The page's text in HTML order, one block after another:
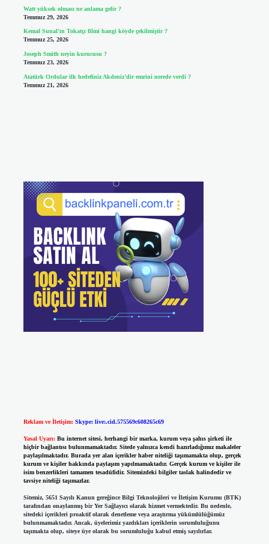
Watt yüksek olması ne anlama gelir ?
Temmuz 29, 2026
Kemal Sunal’ın Tokatçı filmi hangi köyde çekilmiştir ?
Temmuz 25, 2026
Joseph Smith neyin kurucusu ?
Temmuz 23, 2026
Atatürk Ordular ilk hedefiniz Akdeniz’dir emrini nerede verdi ?
Temmuz 21, 2026
Reklam ve İletişim: Skype: live:.cid.575569c608265c69
Yasal Uyarı: Bu internet sitesi, herhangi bir marka, kurum veya şahıs şirketi ile
hiçbir bağlantısı bulunmamaktadır. Sitede yalnızca kendi hazırladığımız makaleler
paylaşılmaktadır. Burada yer alan içerikler haber niteliği taşımamakta olup, gerçek
kurum ve kişiler hakkında paylaşım yapılmamaktadır. Gerçek kurum ve kişiler ile
isim benzerlikleri tamamen tesadüfidir. Sitemizdeki bilgiler taslak halindedir ve
tavsiye niteliği taşımazlar.
Sitemiz, 5651 Sayılı Kanun gereğince Bilgi Teknolojileri ve İletişim Kurumu (BTK)
tarafından onaylanmış bir Yer Sağlayıcı olarak hizmet vermektedir. Bu nedenle,
sitedeki içerikleri proaktif olarak denetleme veya araştırma yükümlülüğümüz
bulunmamaktadır. Ancak, üyelerimiz yazdıkları içeriklerin sorumluluğunu
taşımakta olup, siteye üye olarak bu sorumluluğu kabul etmiş sayılırlar.